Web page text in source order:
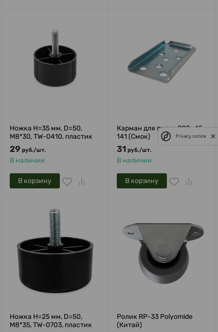
Ножка H=35 мм, D=50,
М8*30, TW-0410, пластик
29 руб./шт.
В наличии
В корзину
Карман для петли 200х45
141 (Смок)
31 руб./шт.
В наличии
В корзину
Ножка H=25 мм, D=50,
М8*35, TW-0703, пластик
Ролик RP-33 Рolyomide
(Китай)
Privacy notice